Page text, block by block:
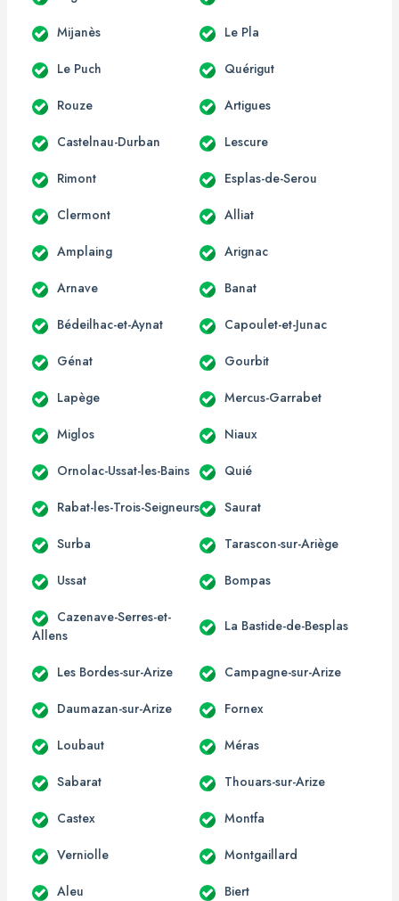
Mijanès Le Pla
Le Puch Quérigut
Rouze Artigues
Castelnau-Durban Lescure
Rimont Esplas-de-Serou
Clermont Alliat
Amplaing Arignac
Arnave Banat
Bédeilhac-et-Aynat Capoulet-et-Junac
Génat Gourbit
Lapège Mercus-Garrabet
Miglos Niaux
Ornolac-Ussat-les-Bains Quié
Rabat-les-Trois-Seigneurs Saurat
Surba Tarascon-sur-Ariège
Ussat Bompas
Cazenave-Serres-et-
Allens
La Bastide-de-Besplas
Les Bordes-sur-Arize Campagne-sur-Arize
Daumazan-sur-Arize Fornex
Loubaut Méras
Sabarat Thouars-sur-Arize
Castex Montfa
Verniolle Montgaillard
Aleu Biert